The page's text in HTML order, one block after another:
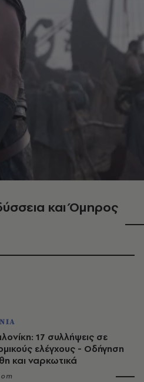
και Όμηρος
17 συλλήψεις σε
ελέγχους - Οδήγηση
και ναρκωτικά